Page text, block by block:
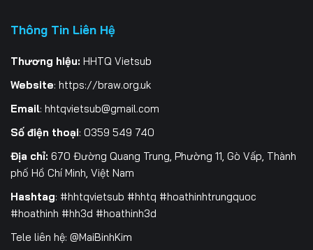
Tập 205
Tập 208 Tập 209
Tập 211 Tập 212
Tập 217 Tập 218 Tập 219
Tập 220 Tập 221
Tập 223 Tập 224
Tập 226
Thông Tin Liên Hệ
Thương hiệu: HHTQ Vietsub
Website: https://braw.org.uk
Email: hhtqvietsub@gmail.com
Số điện thoại: 0359 549 740
Địa chỉ: 670 Đường Quang Trung, Phường 11, Gò Vấp, Thành
phố Hồ Chí Minh, Việt Nam
Hashtag: #hhtqvietsub #hhtq #hoathinhtrungquoc
#hoathinh #hh3d #hoathinh3d
Tele liên hệ: @MaiBinhKim